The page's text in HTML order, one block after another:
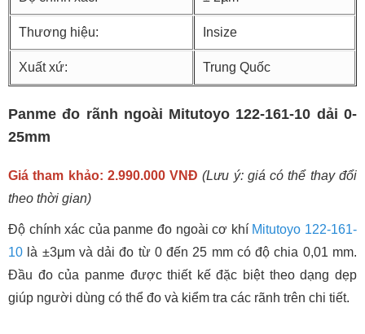
Thương hiệu: Insize
Xuất xứ: Trung Quốc
Panme đo rãnh ngoài Mitutoyo 122-161-10 dải 0-
25mm
Giá tham khảo: 2.990.000 VNĐ(Lưu ý: giá có thể thay đổi
theo thời gian)
Độ chính xác của panme đo ngoài cơ khí Mitutoyo 122-161-
10 là ±3μm và dải đo từ 0 đến 25 mm có độ chia 0,01 mm.
Đầu đo của panme được thiết kế đặc biệt theo dạng dẹp
giúp người dùng có thể đo và kiểm tra các rãnh trên chi tiết.